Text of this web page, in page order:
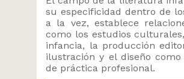
su especificidad dentro de
a la vez, establece
como los estudios
infancia, la producción
ilustración y el diseño
de práctica profesional.